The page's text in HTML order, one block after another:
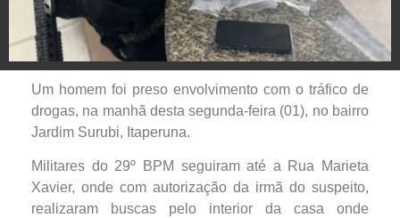
Um homem foi preso envolvimento com o tráfico de
drogas, na manhã desta segunda-feira (01), no bairro
Jardim Surubi, Itaperuna.
Militares do 29º BPM seguiram até a Rua Marieta
Xavier, onde com autorização da irmã do suspeito,
realizaram buscas pelo interior da casa onde